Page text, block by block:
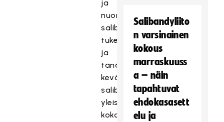
ja
nuorten
salibandyharrastuksen
tukemiseksi,
ja
tänä
keväänä
salibandy-
yleisö
kokosi
Salibandyliito
n varsinainen
kokous
marraskuuss
a – näin
tapahtuvat
ehdokasasett
elu ja